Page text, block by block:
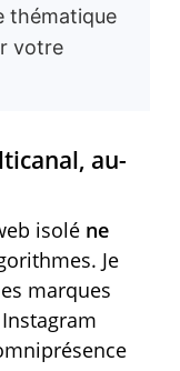
thématique
votre
au-
isolé ne
Je
marques